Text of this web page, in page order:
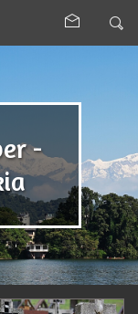
-